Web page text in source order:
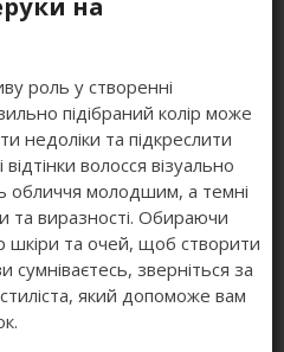
роль у створенні
підібраний колір може
недоліки та підкреслити
волосся візуально
обличчя молодшим, а темні
та виразності. Обираючи
шкіри та очей, щоб створити
зверніться за
який допоможе вам